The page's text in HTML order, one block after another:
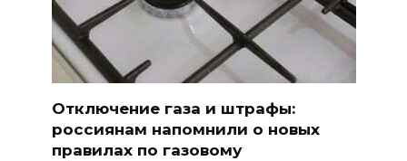
Отключение газа и штрафы:
россиянам напомнили о новых
правилах по газовому